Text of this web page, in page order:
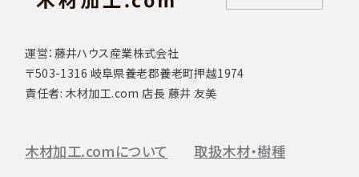
運営：藤井ハウス産業株式会社
〒503-1316 岐阜県養老郡養老町押越1974
責任者: 木材加工.com 店長 藤井 友美
木材加工.comについて 取扱木材・樹種